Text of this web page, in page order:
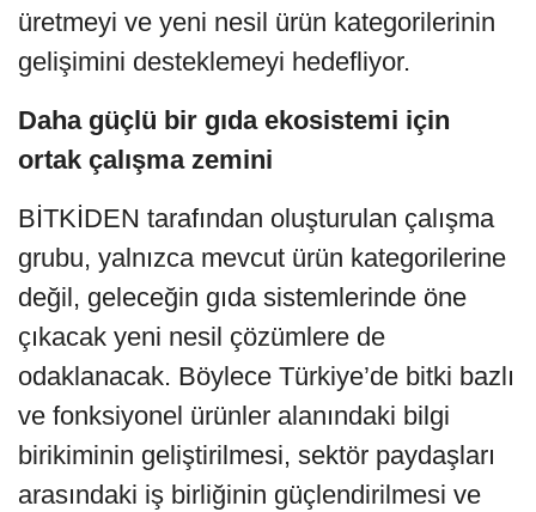
üretmeyi ve yeni nesil ürün kategorilerinin
gelişimini desteklemeyi hedefliyor.
Daha güçlü bir gıda ekosistemi için
ortak çalışma zemini
BİTKİDEN tarafından oluşturulan çalışma
grubu, yalnızca mevcut ürün kategorilerine
değil, geleceğin gıda sistemlerinde öne
çıkacak yeni nesil çözümlere de
odaklanacak. Böylece Türkiye’de bitki bazlı
ve fonksiyonel ürünler alanındaki bilgi
birikiminin geliştirilmesi, sektör paydaşları
arasındaki iş birliğinin güçlendirilmesi ve